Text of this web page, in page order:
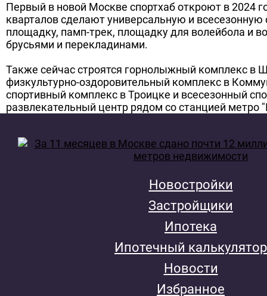
Первый в новой Москве спортхаб откроют в 2024
кварталов сделают универсальную и всесезонную
площадку, памп-трек, площадку для волейбола и
брусьями и перекладинами.
Также сейчас строятся горнолыжный комплекс в
физкультурно-оздоровительный комплекс в
спортивный комплекс в Троицке и всесезонный
развлекательный центр рядом со станцией метро
Новостройки
Застройщики
Ипотека
Ипотечный калькулятор
Новости
Избранное